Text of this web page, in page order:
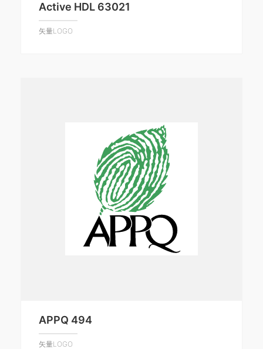
Active HDL 63021
矢量LOGO
APPQ 494
矢量LOGO